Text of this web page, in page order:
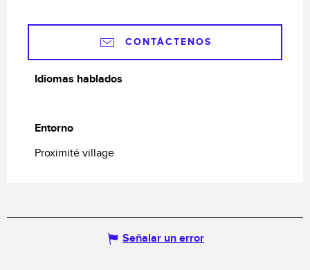
CONTÁCTENOS
Idiomas hablados
Idiomas hablados
Entorno
Entorno
Proximité village
Señalar un error